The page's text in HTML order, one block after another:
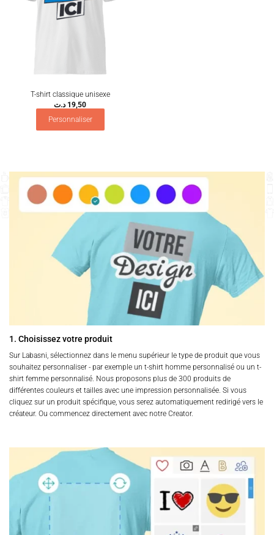
T-shirt classique unisexe
19,50 د.ت
Personnaliser
1. Choisissez votre produit
Sur Labasni, sélectionnez dans le menu supérieur le type de produit que vous
souhaitez personnaliser - par exemple un t-shirt homme personnalisé ou un t-
shirt femme personnalisé. Nous proposons plus de 300 produits de
différentes couleurs et tailles avec une impression personnalisée. Si vous
cliquez sur un produit spécifique, vous serez automatiquement redirigé vers le
créateur. Ou commencez directement avec notre Creator.